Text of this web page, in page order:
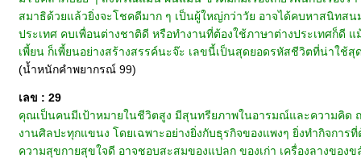
สมาธิด้วยแล้วยิ่งจะโชคดีมาก ๆ เป็นผู้ใหญ่กว่าวัย อาจได้คบหาสนิทสน
ประเทศ คบเพื่อนต่างชาติดี หรือทำงานที่ต้องใช้ภาษาต่างประเทศก็ดี
เพี้ยน ก็เพี้ยนอย่างสร้างสรรค์นะจ๊ะ เลขนี้เป็นสุดยอดรหัสชีวิตที่น่าใช้สุ
(น้ำหนักคำพยากรณ์ 99)
เลข : 29
คุณเป็นคนมีเป้าหมายในชีวิตสูง มีสุนทรียภาพในอารมณ์และความคิด ถ
งานศิลปะทุกแขนง โดยเฉพาะอย่างยิ่งกับธุรกิจของแพงๆ ยิ่งทำกิจกา
ความสุขกายสุขใจดี อาจชอบสะสมของแปลก ของเก่า เครื่องลางของ